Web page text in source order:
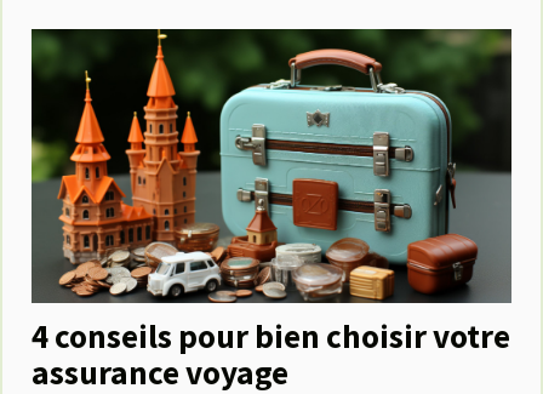
4 conseils pour bien choisir votre
assurance voyage